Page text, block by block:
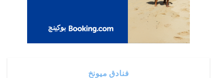
فنادق ميونخ